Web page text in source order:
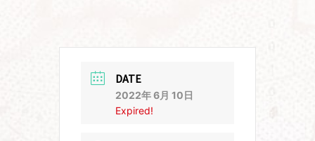
DATE
2022年 6月 10日
Expired!